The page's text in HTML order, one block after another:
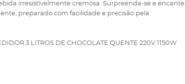
irresistivelmente cremosa. Surpreenda-se e encante
preparado com facilidade e precisão pela
3 LITROS DE CHOCOLATE QUENTE 220V 1150W